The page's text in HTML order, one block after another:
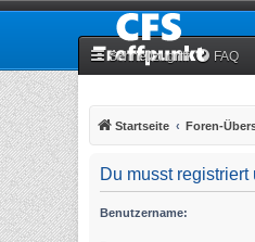
Schnellzugriff FAQ
Startseite Foren-
Du musst
Benutzername: